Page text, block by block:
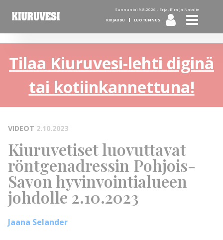
Sunnuntai 9.8.2026 - Erja, Eira ja Natalie
KIRJAUDU LUO TUNNUS
Tilaa Kiuruvesi-lehti diginä
tai kotiinkannettuna!
VIDEOT 2.10.2023
Kiuruvetiset luovuttavat
röntgenadressin Pohjois-
Savon hyvinvointialueen
johdolle 2.10.2023
Jaana Selander